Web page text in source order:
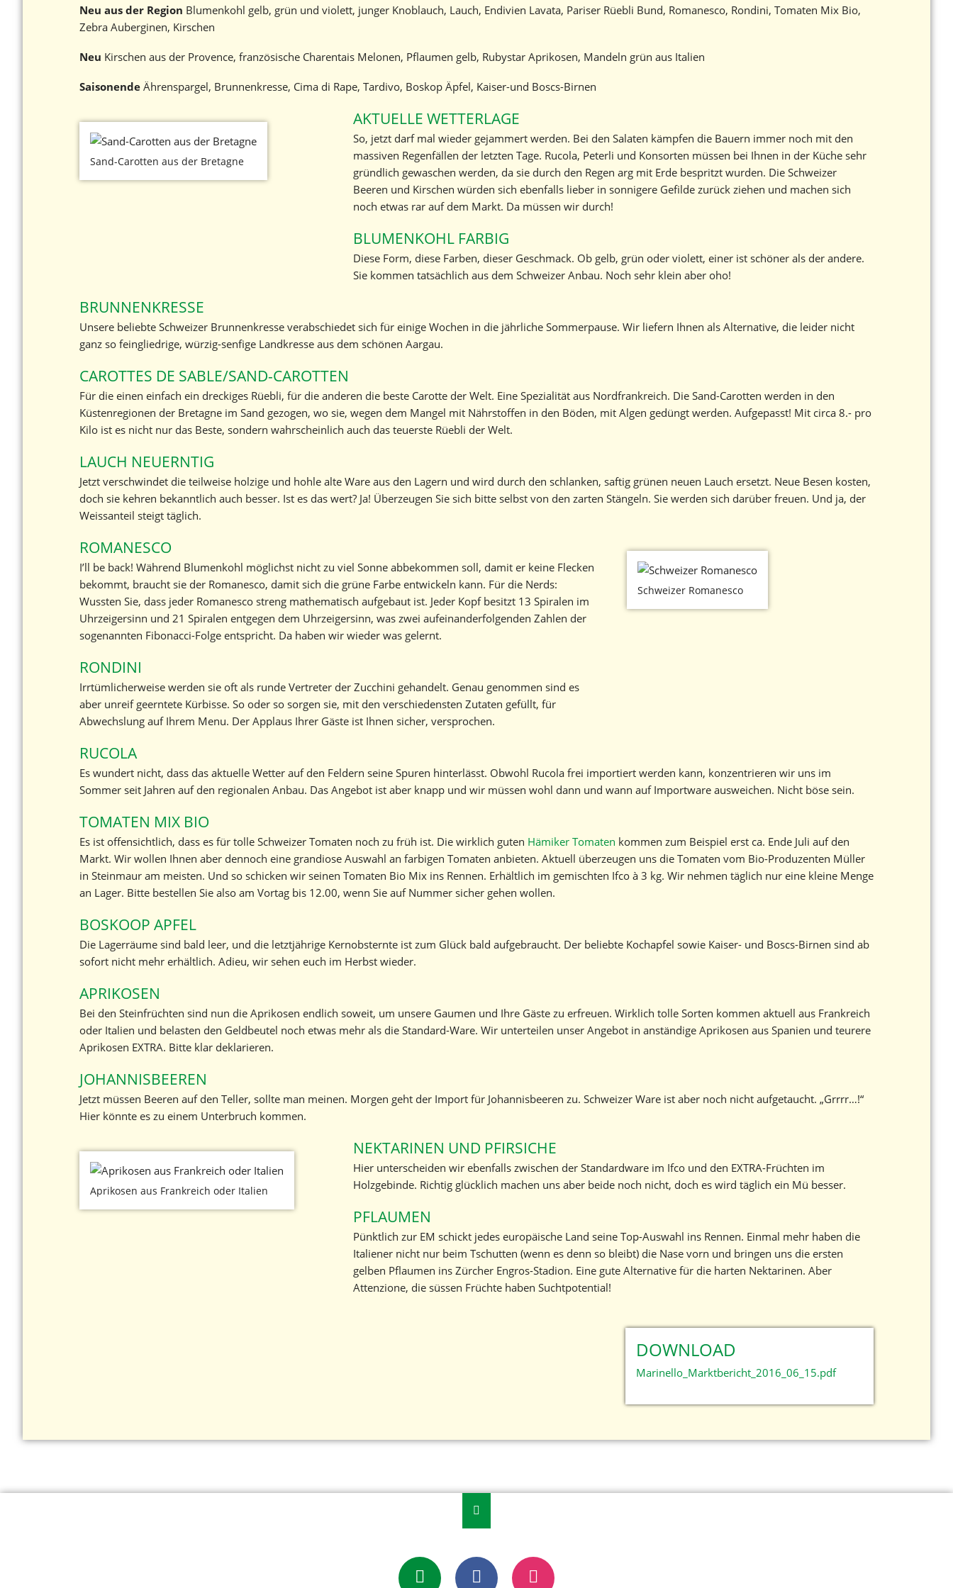
Geschichte
Kontakt
Marktbericht abonnieren
Neu aus der Region Blumenkohl gelb, grün und violett, junger Knoblauch, Lauch, Endivien Lavata, Pariser Rüebli Bund, Romanesco, Rondini, Tomaten Mix Bio,
Zebra Auberginen, Kirschen
Neu Kirschen aus der Provence, französische Charentais Melonen, Pflaumen gelb, Rubystar Aprikosen, Mandeln grün aus Italien
Saisonende Ährenspargel, Brunnenkresse, Cima di Rape, Tardivo, Boskop Äpfel, Kaiser-und Boscs-Birnen
Sand-Carotten aus der Bretagne
AKTUELLE WETTERLAGE
So, jetzt darf mal wieder gejammert werden. Bei den Salaten kämpfen die Bauern immer noch mit den
massiven Regenfällen der letzten Tage. Rucola, Peterli und Konsorten müssen bei Ihnen in der Küche sehr
gründlich gewaschen werden, da sie durch den Regen arg mit Erde bespritzt wurden. Die Schweizer
Beeren und Kirschen würden sich ebenfalls lieber in sonnigere Gefilde zurück ziehen und machen sich
noch etwas rar auf dem Markt. Da müssen wir durch!
BLUMENKOHL FARBIG
Diese Form, diese Farben, dieser Geschmack. Ob gelb, grün oder violett, einer ist schöner als der andere.
Sie kommen tatsächlich aus dem Schweizer Anbau. Noch sehr klein aber oho!
BRUNNENKRESSE
Unsere beliebte Schweizer Brunnenkresse verabschiedet sich für einige Wochen in die jährliche Sommerpause. Wir liefern Ihnen als Alternative, die leider nicht
ganz so feingliedrige, würzig-senfige Landkresse aus dem schönen Aargau.
CAROTTES DE SABLE/SAND-CAROTTEN
Für die einen einfach ein dreckiges Rüebli, für die anderen die beste Carotte der Welt. Eine Spezialität aus Nordfrankreich. Die Sand-Carotten werden in den
Küstenregionen der Bretagne im Sand gezogen, wo sie, wegen dem Mangel mit Nährstoffen in den Böden, mit Algen gedüngt werden. Aufgepasst! Mit circa 8.- pro
Kilo ist es nicht nur das Beste, sondern wahrscheinlich auch das teuerste Rüebli der Welt.
LAUCH NEUERNTIG
Jetzt verschwindet die teilweise holzige und hohle alte Ware aus den Lagern und wird durch den schlanken, saftig grünen neuen Lauch ersetzt. Neue Besen kosten,
doch sie kehren bekanntlich auch besser. Ist es das wert? Ja! Überzeugen Sie sich bitte selbst von den zarten Stängeln. Sie werden sich darüber freuen. Und ja, der
Weissanteil steigt täglich.
ROMANESCO
I’ll be back! Während Blumenkohl möglichst nicht zu viel Sonne abbekommen soll, damit er keine Flecken
bekommt, braucht sie der Romanesco, damit sich die grüne Farbe entwickeln kann. Für die Nerds:
Wussten Sie, dass jeder Romanesco streng mathematisch aufgebaut ist. Jeder Kopf besitzt 13 Spiralen im
Uhrzeigersinn und 21 Spiralen entgegen dem Uhrzeigersinn, was zwei aufeinanderfolgenden Zahlen der
sogenannten Fibonacci-Folge entspricht. Da haben wir wieder was gelernt.
RONDINI
Irrtümlicherweise werden sie oft als runde Vertreter der Zucchini gehandelt. Genau genommen sind es
aber unreif geerntete Kürbisse. So oder so sorgen sie, mit den verschiedensten Zutaten gefüllt, für
Abwechslung auf Ihrem Menu. Der Applaus Ihrer Gäste ist Ihnen sicher, versprochen.
Schweizer Romanesco
RUCOLA
Es wundert nicht, dass das aktuelle Wetter auf den Feldern seine Spuren hinterlässt. Obwohl Rucola frei importiert werden kann, konzentrieren wir uns im
Sommer seit Jahren auf den regionalen Anbau. Das Angebot ist aber knapp und wir müssen wohl dann und wann auf Importware ausweichen. Nicht böse sein.
TOMATEN MIX BIO
Es ist offensichtlich, dass es für tolle Schweizer Tomaten noch zu früh ist. Die wirklich guten Hämiker Tomaten kommen zum Beispiel erst ca. Ende Juli auf den
Markt. Wir wollen Ihnen aber dennoch eine grandiose Auswahl an farbigen Tomaten anbieten. Aktuell überzeugen uns die Tomaten vom Bio-Produzenten Müller
in Steinmaur am meisten. Und so schicken wir seinen Tomaten Bio Mix ins Rennen. Erhältlich im gemischten Ifco à 3 kg. Wir nehmen täglich nur eine kleine Menge
an Lager. Bitte bestellen Sie also am Vortag bis 12.00, wenn Sie auf Nummer sicher gehen wollen.
BOSKOOP APFEL
Die Lagerräume sind bald leer, und die letztjährige Kernobsternte ist zum Glück bald aufgebraucht. Der beliebte Kochapfel sowie Kaiser- und Boscs-Birnen sind ab
sofort nicht mehr erhältlich. Adieu, wir sehen euch im Herbst wieder.
APRIKOSEN
Bei den Steinfrüchten sind nun die Aprikosen endlich soweit, um unsere Gaumen und Ihre Gäste zu erfreuen. Wirklich tolle Sorten kommen aktuell aus Frankreich
oder Italien und belasten den Geldbeutel noch etwas mehr als die Standard-Ware. Wir unterteilen unser Angebot in anständige Aprikosen aus Spanien und teurere
Aprikosen EXTRA. Bitte klar deklarieren.
JOHANNISBEEREN
Jetzt müssen Beeren auf den Teller, sollte man meinen. Morgen geht der Import für Johannisbeeren zu. Schweizer Ware ist aber noch nicht aufgetaucht. „Grrrr…!“
Hier könnte es zu einem Unterbruch kommen.
Aprikosen aus Frankreich oder Italien
NEKTARINEN UND PFIRSICHE
Hier unterscheiden wir ebenfalls zwischen der Standardware im Ifco und den EXTRA-Früchten im
Holzgebinde. Richtig glücklich machen uns aber beide noch nicht, doch es wird täglich ein Mü besser.
PFLAUMEN
Pünktlich zur EM schickt jedes europäische Land seine Top-Auswahl ins Rennen. Einmal mehr haben die
Italiener nicht nur beim Tschutten (wenn es denn so bleibt) die Nase vorn und bringen uns die ersten
gelben Pflaumen ins Zürcher Engros-Stadion. Eine gute Alternative für die harten Nektarinen. Aber
Attenzione, die süssen Früchte haben Suchtpotential!
DOWNLOAD
Marinello_Marktbericht_2016_06_15.pdf